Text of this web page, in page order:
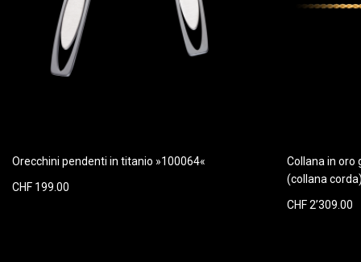
Orecchini pendenti in titanio »100064«
CHF 199.00
Collana in oro
(collana
CHF 2’309.00